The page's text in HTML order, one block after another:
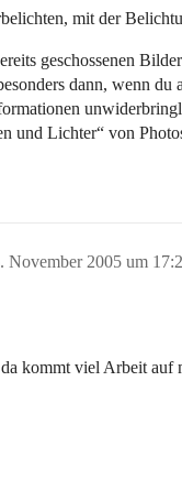
mit der
geschossenen
dann, wenn du
und Lichter“ von
November 2005 um
kommt viel Arbeit auf